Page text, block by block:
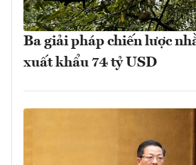
Ba giải pháp chiến lược
xuất khẩu 74 tỷ USD